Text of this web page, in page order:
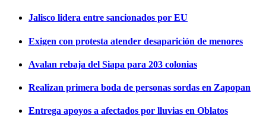
Jalisco lidera entre sancionados por EU
Exigen con protesta atender desaparición de menores
Avalan rebaja del Siapa para 203 colonias
Realizan primera boda de personas sordas en Zapopan
Entrega apoyos a afectados por lluvias en Oblatos